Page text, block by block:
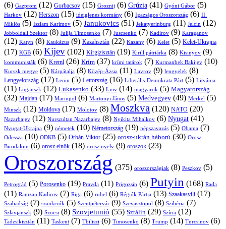
(6) Gazprom (12) Gorbacsov (15) Groznij (6) Grúzia (41) Gyóni Gábor (5)
Harkov (12) Herszon (15) ideiglenes kormány (6) Igazságos Oroszország (6) II.
Miklós (5) Iszlam Karimov (5) Janukovics (51) Jekatyerinburg (11) Jelcin (12)
Jobboldali Szektor (8) Julija Timosenko (7) Juscsenko (7) Kadirov (9) Karaganov
(12) Katyn (8) Kaukázus (9) Kazahsztán (22) Kazany (6) Kelet (5) Kelet-Ukrajna
(17) KGB (6) Kijev (102) Kirgizisztán (19) Kirill pátriárka (8) Kisinyov (9)
kommunisták (6) Kreml (26) Krím (37) krími tatárok (7) Kurmanbek Bakijev (10)
Kurszk megye (5) Kárpátalja (8) Közép-Ázsia (11) Lavrov (9) lengyelek (8)
Lengyelország (17) Lenin (5) Lettország (16) Liberális-Demokrata Párt (5) Litvánia
(11) Luganszk (12) Lukasenko (33) Lviv (14) magyarok (5) Magyarország
(32) Majdan (17) Mariupol (6) Martonyi János (5) Medvegyev (49) Merkel (5)
Minszk (12) Moldova (17) Molotov (8) Moszkva (120) NATO (20)
Nazarbajev (12) Nurszultan Nazarbajev (8) Nyikita Mihalkov (6) Nyugat (41)
Nyugat-Ukrajna (9) németek (10) Németország (19) népszavazás (5) Obama (7)
Odessza (10) ODKB (5) Orbán Viktor (25) orosz-ukrán háború (30) Orosz
Birodalom (6) orosz elnök (18) orosz nyelv (9) oroszok (23)
Oroszország (375) oroszországiak (8) Peszkov (5)
Petrográd (5) Porosenko (19) Pravda (11) Prigozsin (6) Putyin (168) Rada
(11) Ramzan Kadirov (7) Riga (6) rubel (6) Régiók Pártja (13) Szaakasvili (17)
Szabadság (7) szankciók (5) Szentpétervár (9) Szevasztopol (8) Szibéria (7)
Szlavjanszk (9) Szocsi (8) Szovjetunió (55) Sztálin (29) Szíria (12)
Tadzsikisztán (11) Taskent (7) Tbiliszi (6) Timosenko (8) Trump (14) Turcsinov (6)